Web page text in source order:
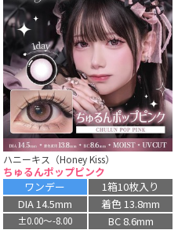
ハニーキス（Honey Kiss）
ちゅるんポップピンク
ワンデー
1箱10枚入り
DIA 14.5mm
着色 13.8mm
±0.00〜-8.00
BC 8.6mm